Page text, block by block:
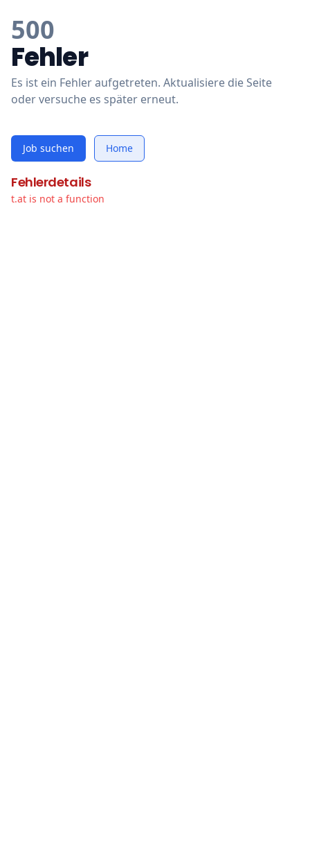
500
Fehler
Es ist ein Fehler aufgetreten. Aktualisiere die Seite
oder versuche es später erneut.
Job suchen Home
Fehlerdetails
t.at is not a function